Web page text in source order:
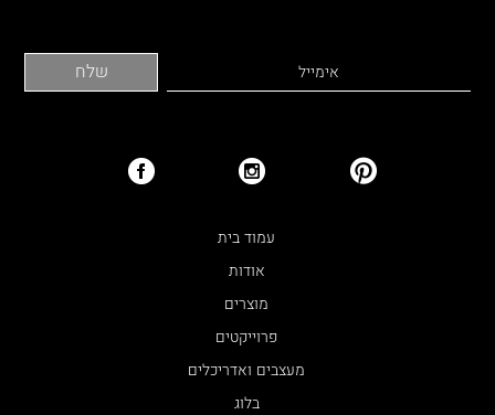
עמוד בית
אודות
מוצרים
פרוייקטים
מעצבים ואדריכלים
בלוג